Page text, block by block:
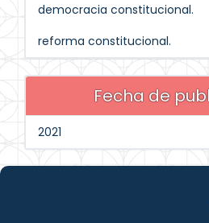
democracia constitucional.
reforma constitucional.
Fecha de
2021